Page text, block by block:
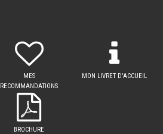
MES
RECOMMANDATIONS
MON LIVRET D'ACCUEIL
BROCHURE